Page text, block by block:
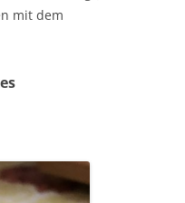
mit dem